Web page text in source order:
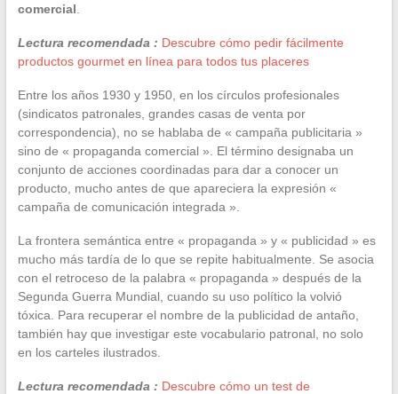
comercial
Lectura recomendada : Descubre cómo pedir fácilmente
productos gourmet en línea para todos tus placeres
Entre los años 1930 y 1950, en los círculos profesionales
(sindicatos patronales, grandes casas de venta por
correspondencia), no se hablaba de « campaña publicitaria »
sino de « propaganda comercial ». El término designaba un
conjunto de acciones coordinadas para dar a conocer un
producto, mucho antes de que apareciera la expresión «
campaña de comunicación integrada ».
La frontera semántica entre « propaganda » y « publicidad » es
mucho más tardía de lo que se repite habitualmente. Se asocia
con el retroceso de la palabra « propaganda » después de la
Segunda Guerra Mundial, cuando su uso político la volvió
tóxica. Para recuperar el nombre de la publicidad de antaño,
también hay que investigar este vocabulario patronal, no solo
en los carteles ilustrados.
Lectura recomendada : Descubre cómo un test de